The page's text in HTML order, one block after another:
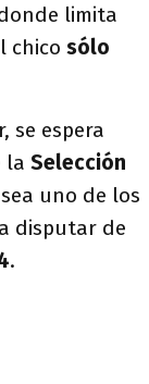
limita
chico sólo
se espera
la Selección
uno de los
disputar de
.